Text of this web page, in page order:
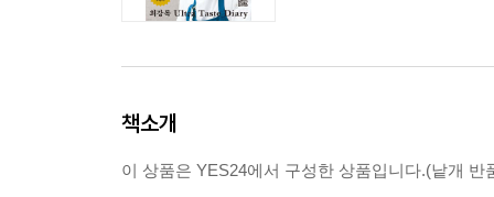
책소개
이 상품은 YES24에서 구성한 상품입니다.(낱개 반